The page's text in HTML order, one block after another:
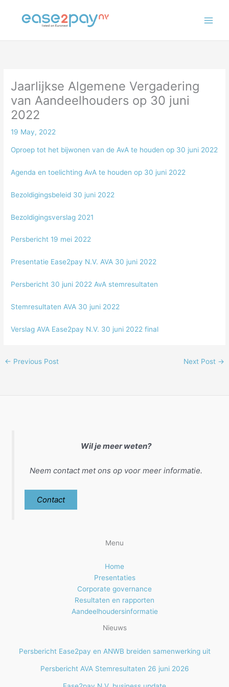
Jaarlijkse Algemene Vergadering
van Aandeelhouders op 30 juni
2022
19 May, 2022
Oproep tot het bijwonen van de AvA te houden op 30 juni 2022
Agenda en toelichting AvA te houden op 30 juni 2022
Bezoldigingsbeleid 30 juni 2022
Bezoldigingsverslag 2021
Persbericht 19 mei 2022
Presentatie Ease2pay N.V. AVA 30 juni 2022
Persbericht 30 juni 2022 AvA stemresultaten
Stemresultaten AVA 30 juni 2022
Verslag AVA Ease2pay N.V. 30 juni 2022 final
← Previous Post Next Post →
Wil je meer weten?
Neem contact met ons op voor meer informatie.
Contact
Menu
Home
Presentaties
Corporate governance
Resultaten en rapporten
Aandeelhoudersinformatie
Nieuws
Persbericht Ease2pay en ANWB breiden samenwerking uit
Persbericht AVA Stemresultaten 26 juni 2026